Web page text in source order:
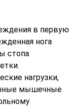
в первую
нога
стопа
нагрузки,
мышечные